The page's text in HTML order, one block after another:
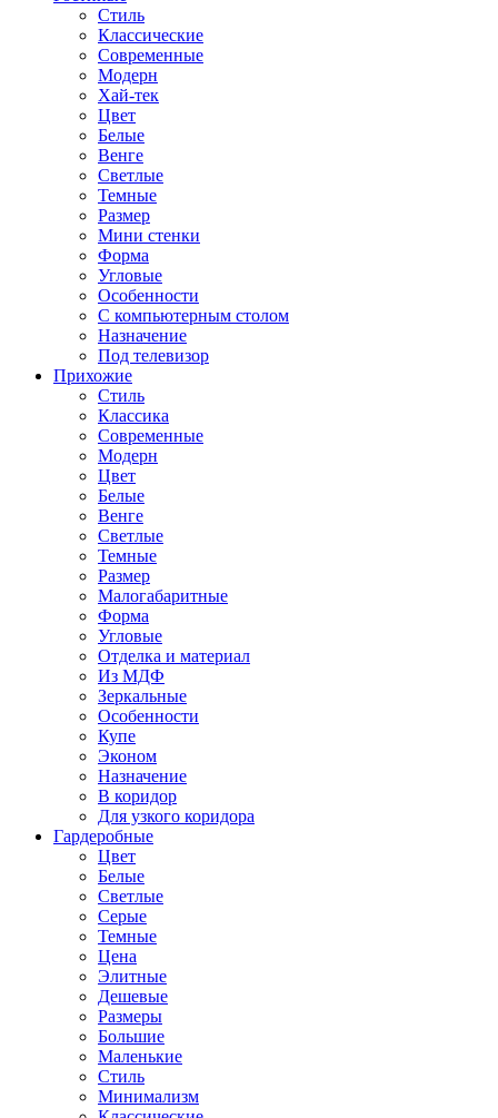
Стиль
Классические
Современные
Модерн
Хай-тек
Цвет
Белые
Венге
Светлые
Темные
Размер
Мини стенки
Форма
Угловые
Особенности
С компьютерным столом
Назначение
Под телевизор
Прихожие
Стиль
Классика
Современные
Модерн
Цвет
Белые
Венге
Светлые
Темные
Размер
Малогабаритные
Форма
Угловые
Отделка и материал
Из МДФ
Зеркальные
Особенности
Купе
Эконом
Назначение
В коридор
Для узкого коридора
Гардеробные
Цвет
Белые
Светлые
Серые
Темные
Цена
Элитные
Дешевые
Размеры
Большие
Маленькие
Стиль
Минимализм